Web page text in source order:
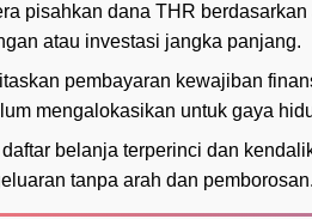
pisahkan dana THR
atau investasi jangka panjang.
pembayaran kewajiban
mengalokasikan untuk gaya
daftar belanja terperinci dan
tanpa arah dan pemborosan.